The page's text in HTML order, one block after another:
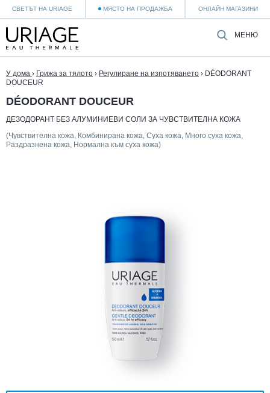
СВЕТЪТ НА URIAGE МЯСТО НА ПРОДАЖБА ОНЛАЙН МАГАЗИНИ
МЕНЮ
У дома › Грижа за тялото › Регулиране на изпотяването › DÉODORANT
DOUCEUR
DÉODORANT DOUCEUR
ДЕЗОДОРАНТ БЕЗ АЛУМИНИЕВИ СОЛИ ЗА ЧУВСТВИТЕЛНА КОЖА
(Чувствителна кожа, Комбинирана кожа, Суха кожа, Много суха кожа,
Раздразнена кожа, Нормална към суха кожа)